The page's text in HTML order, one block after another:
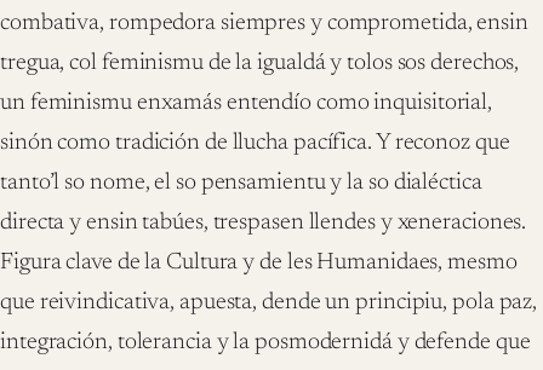
combativa, rompedora siempres y comprometida, ensin
tregua, col feminismu de la igualdá y tolos sos derechos,
un feminismu enxamás entendío como inquisitorial,
sinón como tradición de llucha pacífica. Y reconoz que
tanto’l so nome, el so pensamientu y la so dialéctica
directa y ensin tabúes, trespasen llendes y xeneraciones.
Figura clave de la Cultura y de les Humanidaes, mesmo
que reivindicativa, apuesta, dende un principiu, pola paz,
integración, tolerancia y la posmodernidá y defende que